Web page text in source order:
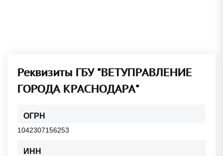
Реквизиты ГБУ "ВЕТУПРАВЛЕНИЕ
ГОРОДА КРАСНОДАРА"
ОГРН
1042307156253
ИНН